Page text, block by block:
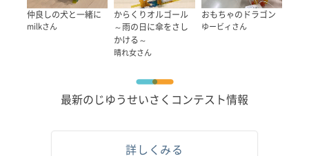
仲良しの犬と一緒に
milkさん
からくりオルゴール
～雨の日に傘をさし
かける～
晴れ女さん
おもちゃのドラゴン
ゆービィさん
最新のじゆうせいさくコンテスト情報
詳しくみる